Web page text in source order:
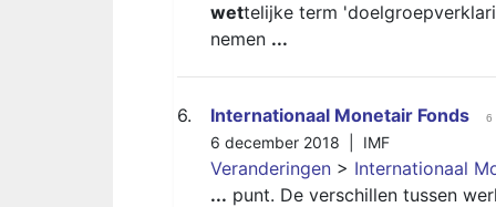
wettelijke term
nemen ...
6. Internationaal Monetair Fonds 6
6 december 2018 | IMF
Veranderingen > Internationaal
... punt. De verschillen tussen